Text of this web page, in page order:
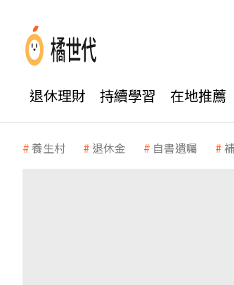
退休理財 持續學習 在地推薦
養生村 退休金 自書遺囑